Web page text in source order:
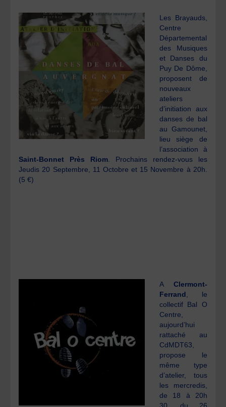
Les Brayauds,
Centre
Départemental
des Musiques
et Danses du
Puy De Dôme,
proposent de
nouveaux
ateliers
d’initiation aux
danses de bal
au Gamounet,
lieu siège de
l’association à
Saint-Bonnet Près Riom. Prochains rendez-vous les
Jeudis 20 Septembre, 11 Octobre et 15 Novembre à 20h.
(5 €)
A Clermont-
Ferrand , le
collectif Bal O
Centre,
aujourd’hui
rattaché au
CdMDT63,
propose le
même type
d’atelier, tous
les mercredis,
de 18 à 20h
30, du 26